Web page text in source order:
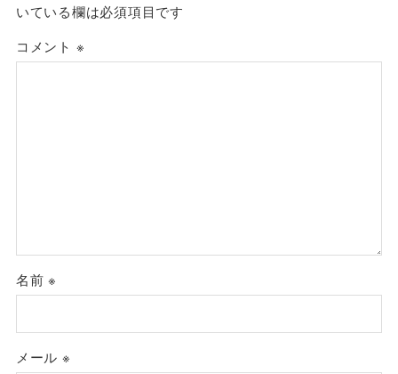
いている欄は必須項目です
コメント ※
名前※
メール ※